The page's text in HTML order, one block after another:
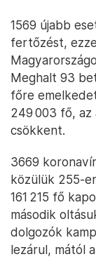
1569 újabb
fertőzést,
Meghalt 93
főre
249 003 fő,
csökkent.
3669
közülük 255-
161 215 fő
második
dolgozók
lezárul, mától